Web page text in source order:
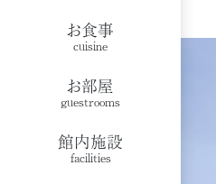
お食事
cuisine
お部屋
guestrooms
館内施設
facilities